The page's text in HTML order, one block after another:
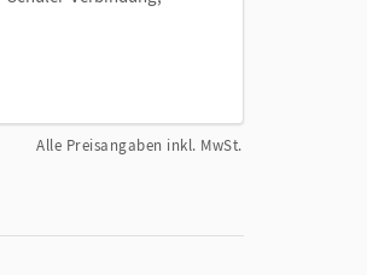
Alle Preisangaben inkl. MwSt.